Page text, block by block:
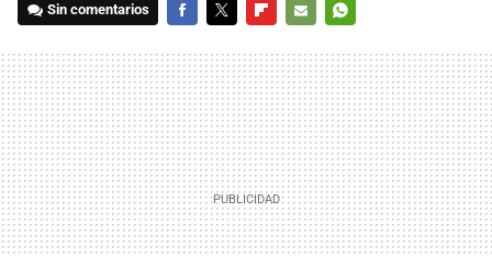
Sin comentarios
MAIL